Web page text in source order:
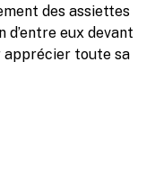
des assiettes
d’entre eux devant
apprécier toute sa